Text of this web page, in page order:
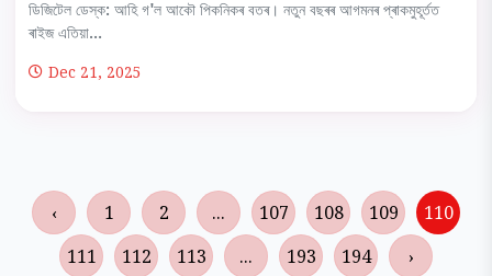
ডিজিটেল ডেস্ক: আহি গ'ল আকৌ পিকনিকৰ বতৰ। নতুন বছৰৰ আগমনৰ প্ৰাকমুহূৰ্তত
ৰাইজ এতিয়া...
Dec 21, 2025
‹ 1 2 ... 107 108 109
110
111
112 113 ... 193 194 ›